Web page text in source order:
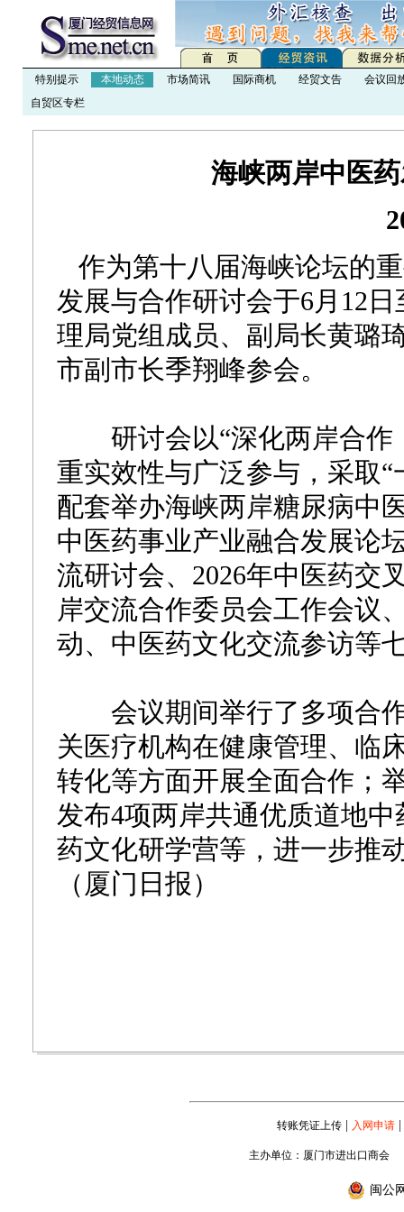
特别提示 本地动态 市场简讯 国际商机 经贸文告
会议回
自贸区专栏
海峡两岸中医
作为第十八届海峡论坛的
发展与合作研讨会于6月12
理局党组成员、副局长黄璐
市副市长季翔峰参会。
研讨会以“深化两岸合作
重实效性与广泛参与，采取
配套举办海峡两岸糖尿病中
中医药事业产业融合发展论
流研讨会、2026年中医药交
岸交流合作委员会工作会议
动、中医药文化交流参访等
会议期间举行了多项合作
关医疗机构在健康管理、临
转化等方面开展全面合作；
发布4项两岸共通优质道地
药文化研学营等，进一步推
（厦门日报）
转账凭证上传| 入网申请|
主办单位：厦门市进出口商
闽公